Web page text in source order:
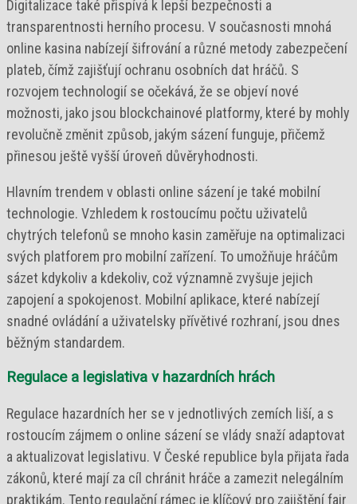
Digitalizace také přispívá k lepší bezpečnosti a
transparentnosti herního procesu. V současnosti mnohá
online kasina nabízejí šifrování a různé metody zabezpečení
plateb, čímž zajišťují ochranu osobních dat hráčů. S
rozvojem technologií se očekává, že se objeví nové
možnosti, jako jsou blockchainové platformy, které by mohly
revolučně změnit způsob, jakým sázení funguje, přičemž
přinesou ještě vyšší úroveň důvěryhodnosti.
Hlavním trendem v oblasti online sázení je také mobilní
technologie. Vzhledem k rostoucímu počtu uživatelů
chytrých telefonů se mnoho kasin zaměřuje na optimalizaci
svých platforem pro mobilní zařízení. To umožňuje hráčům
sázet kdykoliv a kdekoliv, což významně zvyšuje jejich
zapojení a spokojenost. Mobilní aplikace, které nabízejí
snadné ovládání a uživatelsky přívětivé rozhraní, jsou dnes
běžným standardem.
Regulace a legislativa v hazardních hrách
Regulace hazardních her se v jednotlivých zemích liší, a s
rostoucím zájmem o online sázení se vlády snaží adaptovat
a aktualizovat legislativu. V České republice byla přijata řada
zákonů, které mají za cíl chránit hráče a zamezit nelegálním
praktikám. Tento regulační rámec je klíčový pro zajištění fair